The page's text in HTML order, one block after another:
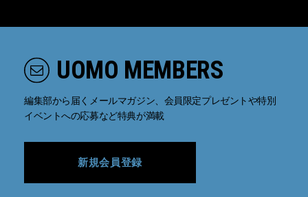
UOMO MEMBERS
編集部から届くメールマガジン、会員限定プレゼントや特別
イベントへの応募など特典が満載
新規会員登録